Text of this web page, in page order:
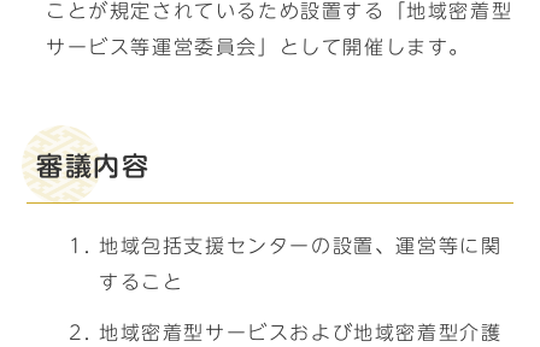
ことが規定されているため設置する「地域密着型
サービス等運営委員会」として開催します。
審議内容
地域包括支援センターの設置、運営等に関
すること
地域密着型サービスおよび地域密着型介護